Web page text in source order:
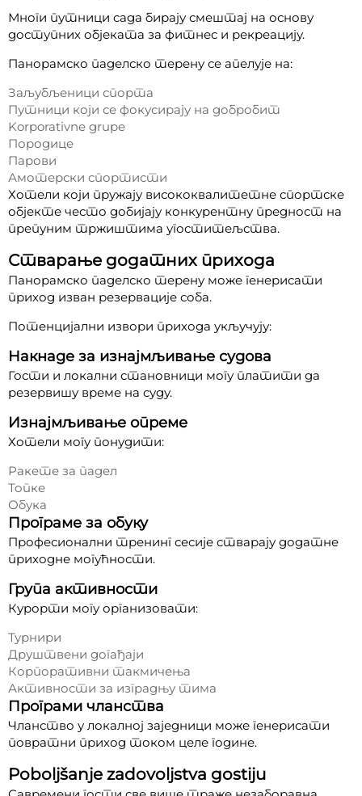
Многи путници сада бирају смештај на основу
доступних објеката за фитнес и рекреацију.
Панорамско паделско терену се апелује на:
Заљубљеници спорта
Путници који се фокусирају на добробит
Korporativne grupe
Породице
Парови
Амотерски спортисти
Хотели који пружају висококвалитетне спортске
објекте често добијају конкурентну предност на
препуним тржиштима угоститељства.
Стварање додатних прихода
Панорамско паделско терену може генерисати
приход изван резервације соба.
Потенцијални извори прихода укључују:
Накнаде за изнајмљивање судова
Гости и локални становници могу платити да
резервишу време на суду.
Изнајмљивање опреме
Хотели могу понудити:
Ракете за падел
Топке
Обука
Програме за обуку
Професионални тренинг сесије стварају додатне
приходне могућности.
Група активности
Курорти могу организовати:
Турнири
Друштвени догађаји
Корпоративни такмичења
Активности за изградњу тима
Програми чланства
Чланство у локалној заједници може генерисати
повратни приход током целе године.
Poboljšanje zadovoljstva gostiju